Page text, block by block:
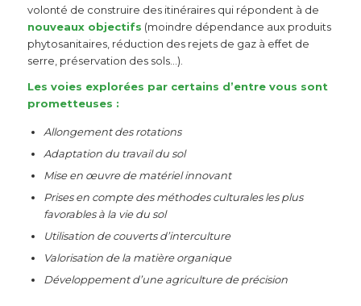
volonté de construire des itinéraires qui répondent à de
nouveaux objectifs (moindre dépendance aux produits
phytosanitaires, réduction des rejets de gaz à effet de
serre, préservation des sols…).
Les voies explorées par certains d’entre vous sont
prometteuses :
Allongement des rotations
Adaptation du travail du sol
Mise en œuvre de matériel innovant
Prises en compte des méthodes culturales les plus
favorables à la vie du sol
Utilisation de couverts d’interculture
Valorisation de la matière organique
Développement d’une agriculture de précision